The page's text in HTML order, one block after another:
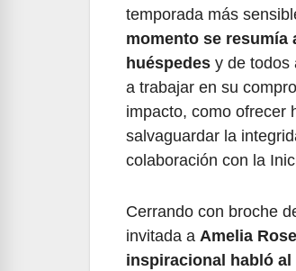
temporada más
momento se
huéspedes y de todos
a trabajar en su
impacto, como ofrecer
salvaguardar la
colaboración con la
Cerrando con broche
invitada a Amelia
inspiracional habló